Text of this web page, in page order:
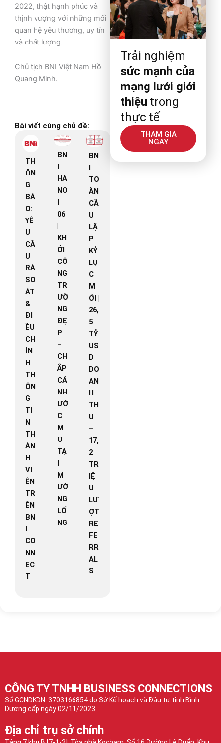
2022, thật hạnh phúc và
thịnh vượng với những mối
quan hệ yêu thương, uy tín
và chất lượng.
Chủ tịch BNI Việt Nam Hồ
Quang Minh.
Bài viết cùng chủ đề:
TH
ÔN
G
BÁ
O:
YÊ
U
CẦ
U
RÀ
SO
ÁT
&
ĐI
ỀU
CH
ỈN
H
TH
ÔN
G
TI
N
TH
ÀN
H
VI
ÊN
TR
ÊN
BN
I
CO
NN
EC
T
BN
I
HA
NO
I
06
|
KH
ỞI
CÔ
NG
TR
ƯỜ
NG
ĐẸ
P
–
CH
ẮP
CÁ
NH
ƯỚ
C
M
Ơ
TẠ
I
M
ƯỜ
NG
LỐ
NG
BN
I
TO
ÀN
CẦ
U
LẬ
P
KỶ
LỤ
C
M
ỚI |
26,
5
TỶ
US
D
DO
AN
H
TH
U
–
17,
2
TR
IỆ
U
LƯ
ỢT
RE
FE
RR
AL
S
Trải nghiệm
sức mạnh của
mạng lưới giới
thiệu trong
thực tế
THAM GIA
NGAY
CÔNG TY TNHH BUSINESS CONNECTIONS
Số GCNDKDN: 3703166854 do Sở Kế hoạch và Đầu tư tỉnh Bình
Dương cấp ngày 02/11/2023
Địa chỉ trụ sở chính